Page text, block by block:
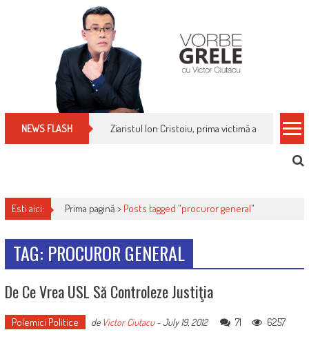
NEWS FLASH Ziaristul Ion Cristoiu, prima victimă a noi
Esti aici: Prima pagină > Posts tagged "procuror general"
TAG: PROCUROR GENERAL
De Ce Vrea USL Să Controleze Justiţia
Polemici Politice de Victor Ciutacu-July 19, 2012 71 6257